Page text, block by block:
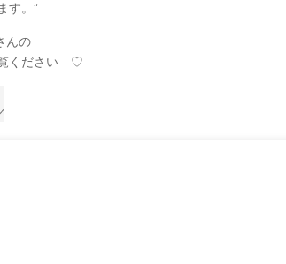
す。”
んの
覧ください ♡